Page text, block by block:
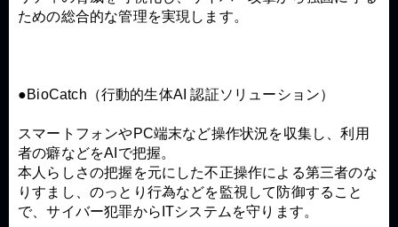
ための総合的な管理を実現します。
●BioCatch（行動的生体AI 認証ソリューション）
スマートフォンやPC端末など操作状況を収集し、利用
者の癖などをAIで把握。
本人らしさの把握を元にした不正操作による第三者のな
りすまし、のっとり行為などを監視して防御すること
で、サイバー犯罪からITシステムを守ります。